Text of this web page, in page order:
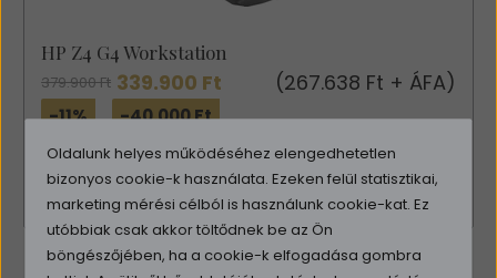
HP Z4 G4 Workstation
379.900 Ft 339.900 Ft (267.638 Ft + ÁFA)
-11% -40.000 Ft
Elfogyott
Részletek
Oldalunk helyes működéséhez elengedhetetlen
bizonyos cookie-k használata. Ezeken felül statisztikai,
marketing mérési célból is használunk cookie-kat. Ez
utóbbiak csak akkor töltődnek be az Ön
böngészőjében, ha a cookie-k elfogadása gombra